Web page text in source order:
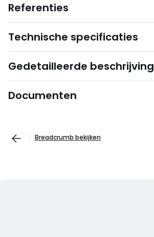
Referenties
Technische specificaties
Gedetailleerde beschrijving
Documenten
Breadcrumb bekijken